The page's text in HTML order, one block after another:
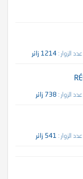
عدد الزوار :1214 زائر
عدد الزوار :738 زائر
عدد الزوار : 541 زائر